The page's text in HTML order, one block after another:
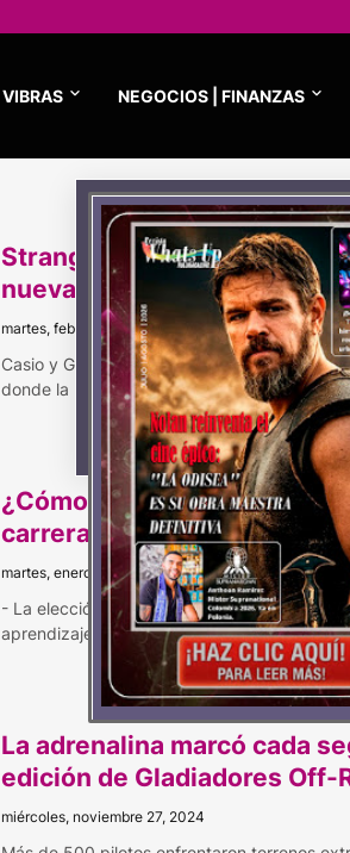
VIBRAS NEGOCIOS | FINANZAS
Stranger Things se une a
nueva colaboración
martes, febrero 17, 2026
Casio y G-SHOCK presentan dos relojes
donde la realidad y …
¿Cómo elegir el teclado
carrera musical?
martes, enero 28, 2025
- La elección del piano adecuado puede
aprendizaje. - L…
La adrenalina marcó cada
edición de Gladiadores Off-
miércoles, noviembre 27, 2024